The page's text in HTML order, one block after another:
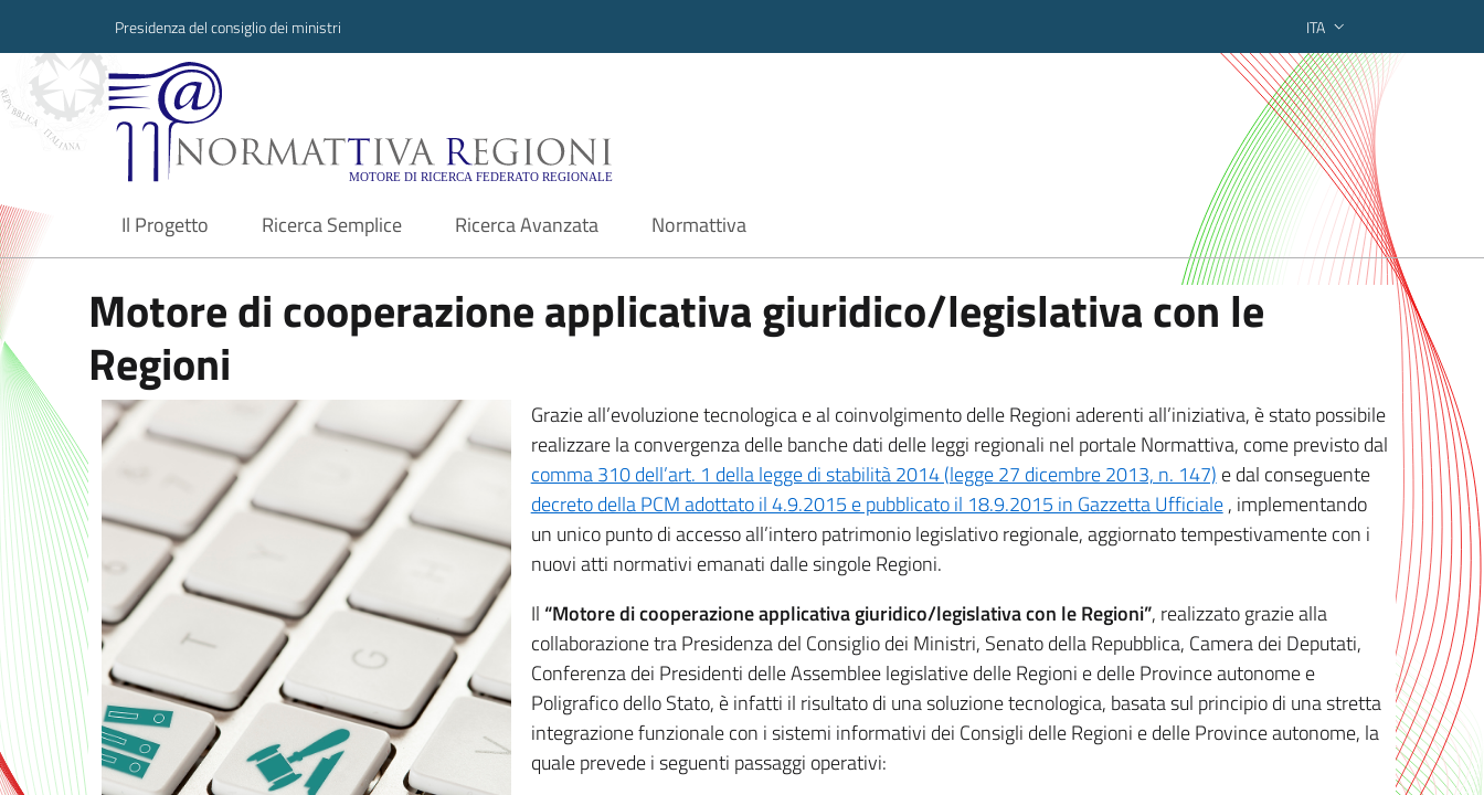
Presidenza del consiglio dei ministri ITA
Normattiva Regioni - Motore di ricerca federato regionale
Il Progetto
current Ricerca Semplice Ricerca Avanzata Normattiva
Motore di cooperazione applicativa giuridico/legislativa con le
Regioni
Grazie all’evoluzione tecnologica e al coinvolgimento delle Regioni aderenti all’iniziativa, è stato possibile
realizzare la convergenza delle banche dati delle leggi regionali nel portale Normattiva, come previsto dal
comma 310 dell’art. 1 della legge di stabilità 2014 (legge 27 dicembre 2013, n. 147) e dal conseguente
decreto della PCM adottato il 4.9.2015 e pubblicato il 18.9.2015 in Gazzetta Ufficiale, implementando
un unico punto di accesso all’intero patrimonio legislativo regionale, aggiornato tempestivamente con i
nuovi atti normativi emanati dalle singole Regioni.
Il “Motore di cooperazione applicativa giuridico/legislativa con le Regioni”, realizzato grazie alla
collaborazione tra Presidenza del Consiglio dei Ministri, Senato della Repubblica, Camera dei Deputati,
Conferenza dei Presidenti delle Assemblee legislative delle Regioni e delle Province autonome e
Poligrafico dello Stato, è infatti il risultato di una soluzione tecnologica, basata sul principio di una stretta
integrazione funzionale con i sistemi informativi dei Consigli delle Regioni e delle Province autonome, la
quale prevede i seguenti passaggi operativi: